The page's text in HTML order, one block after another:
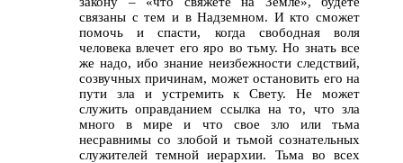
связаны с тем и в Надземном. И кто сможет
помочь и спасти, когда свободная воля
человека влечет его яро во тьму. Но знать все
же надо, ибо знание неизбежности следствий,
созвучных причинам, может остановить его на
пути зла и устремить к Свету. Не может
служить оправданием ссылка на то, что зла
много в мире и что свое зло или тьма
несравнимы со злобой и тьмой сознательных
служителей темной иерархии. Тьма во всех